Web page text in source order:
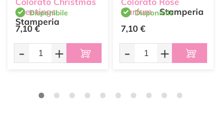
Greetings
Stamperia
Disponibile
7,10 €
- +
Parfum Stamperia
Disponibile
7,10 €
- +